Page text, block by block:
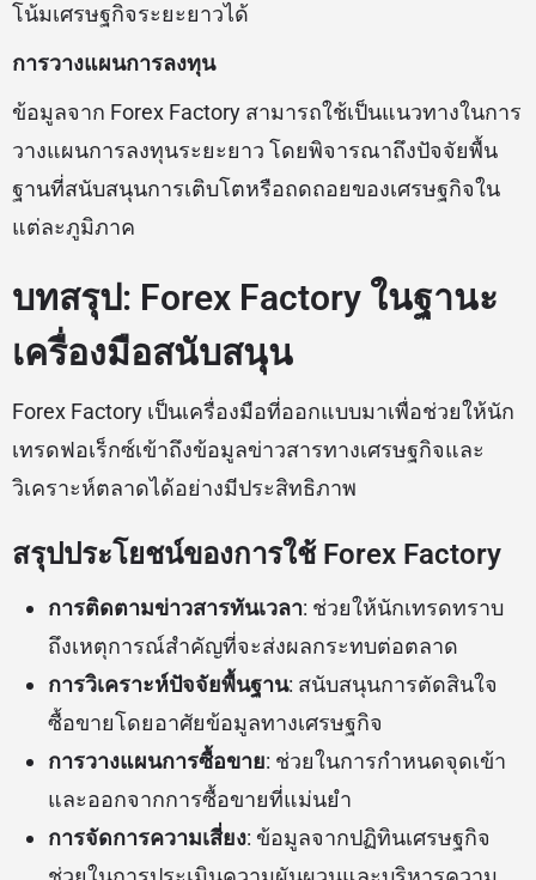
โน้มเศรษฐกิจระยะยาวได้
การวางแผนการลงทุน
ข้อมูลจาก Forex Factory สามารถใช้เป็นแนวทางในการ
วางแผนการลงทุนระยะยาว โดยพิจารณาถึงปัจจัยพื้น
ฐานที่สนับสนุนการเติบโตหรือถดถอยของเศรษฐกิจใน
แต่ละภูมิภาค
บทสรุป: Forex Factory ในฐานะ
เครื่องมือสนับสนุน
Forex Factory เป็นเครื่องมือที่ออกแบบมาเพื่อช่วยให้นัก
เทรดฟอเร็กซ์เข้าถึงข้อมูลข่าวสารทางเศรษฐกิจและ
วิเคราะห์ตลาดได้อย่างมีประสิทธิภาพ
สรุปประโยชน์ของการใช้ Forex Factory
การติดตามข่าวสารทันเวลา: ช่วยให้นักเทรดทราบ
ถึงเหตุการณ์สำคัญที่จะส่งผลกระทบต่อตลาด
การวิเคราะห์ปัจจัยพื้นฐาน: สนับสนุนการตัดสินใจ
ซื้อขายโดยอาศัยข้อมูลทางเศรษฐกิจ
การวางแผนการซื้อขาย: ช่วยในการกำหนดจุดเข้า
และออกจากการซื้อขายที่แม่นยำ
การจัดการความเสี่ยง: ข้อมูลจากปฏิทินเศรษฐกิจ